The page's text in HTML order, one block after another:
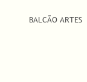
BALCÃO ARTES